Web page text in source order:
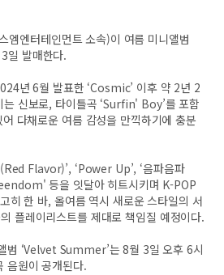
엠엔터테인먼트 소속)이 여름 미니앨범
일 발매한다.
년 6월 발표한 ‘Cosmic’ 이후 약 2년 2
는 신보로, 타이틀곡 ‘Surfin' Boy’를 포함
다채로운 여름 감성을 만끽하기에 충분
Flavor)’, ‘Power Up’, ‘음파음파
등을 잇달아 히트시키며 K-POP
히 한 바, 올여름 역시 새로운 스타일의 서
플레이리스트를 제대로 책임질 예정이다.
범 ‘Velvet Summer’는 8월 3일 오후 6시
음원이 공개된다.